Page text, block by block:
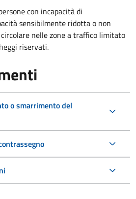
con incapacità di
sensibilmente ridotta o non
nelle zone a traffico limitato
riservati.
o smarrimento del